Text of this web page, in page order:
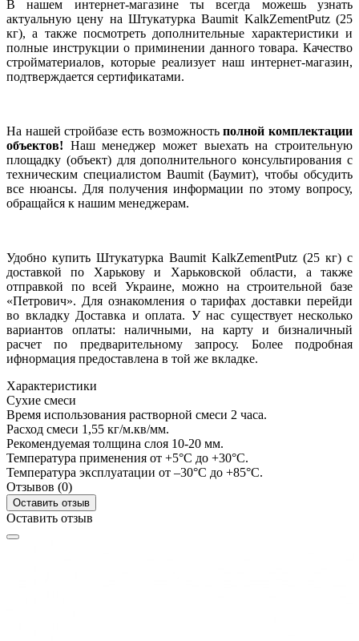
В нашем интернет-магазине ты всегда можешь узнать
актуальную цену на Штукатурка Baumit KalkZementPutz (25
кг), а также посмотреть дополнительные характеристики и
полные инструкции о приминении данного товара. Качество
стройматериалов, которые реализует наш интернет-магазин,
подтверждается сертификатами.
На нашей стройбазе есть возможностьполной комплектации
объектов! Наш менеджер может выехать на строительную
площадку (объект) для дополнительного консультирования с
техническим специалистом Baumit (Баумит), чтобы обсудить
все нюансы. Для получения информации по этому вопросу,
обращайся к нашим менеджерам.
Удобно купить Штукатурка Baumit KalkZementPutz (25 кг) с
доставкой по Харькову и Харьковской области, а также
отправкой по всей Украине, можно на строительной базе
«Петрович». Для ознакомления о тарифах доставки перейди
во вкладку Доставка и оплата. У нас существует несколько
вариантов оплаты: наличными, на карту и бизналичный
расчет по предварительному запросу. Более подробная
ифнормация предоставлена в той же вкладке.
Характеристики
Сухие смеси
Время использования растворной смеси 2 часа.
Расход смеси 1,55 кг/м.кв/мм.
Рекомендуемая толщина слоя 10-20 мм.
Температура применения от +5°C до +30°C.
Температура эксплуатации от –30°C до +85°C.
Отзывов (0)
Оставить отзыв
Оставить отзыв